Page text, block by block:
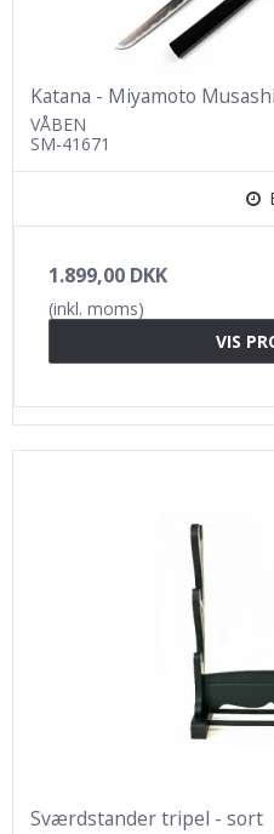
Katana - Miyamoto Musashi
VÅBEN
SM-41671
1.899,00 DKK
(inkl. moms)
VIS
Sværdstander tripel - sort